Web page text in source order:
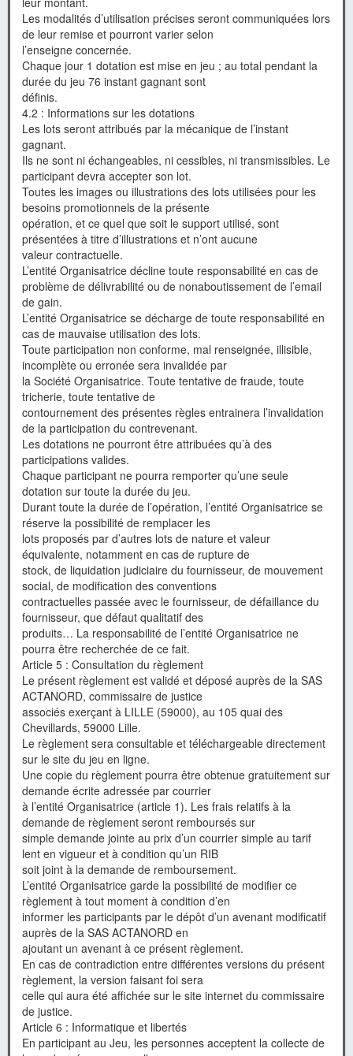
Les modalités d’utilisation précises seront communiquées lors
de leur remise et pourront varier selon
l’enseigne concernée.
Chaque jour 1 dotation est mise en jeu ; au total pendant la
durée du jeu 76 instant gagnant sont
définis.
4.2 : Informations sur les dotations
Les lots seront attribués par la mécanique de l’instant
gagnant.
Ils ne sont ni échangeables, ni cessibles, ni transmissibles. Le
participant devra accepter son lot.
Toutes les images ou illustrations des lots utilisées pour les
besoins promotionnels de la présente
opération, et ce quel que soit le support utilisé, sont
présentées à titre d’illustrations et n’ont aucune
valeur contractuelle.
L’entité Organisatrice décline toute responsabilité en cas de
problème de délivrabilité ou de nonaboutissement de l’email
de gain.
L’entité Organisatrice se décharge de toute responsabilité en
cas de mauvaise utilisation des lots.
Toute participation non conforme, mal renseignée, illisible,
incomplète ou erronée sera invalidée par
la Société Organisatrice. Toute tentative de fraude, toute
tricherie, toute tentative de
contournement des présentes règles entrainera l’invalidation
de la participation du contrevenant.
Les dotations ne pourront être attribuées qu’à des
participations valides.
Chaque participant ne pourra remporter qu’une seule
dotation sur toute la durée du jeu.
Durant toute la durée de l’opération, l’entité Organisatrice se
réserve la possibilité de remplacer les
lots proposés par d’autres lots de nature et valeur
équivalente, notamment en cas de rupture de
stock, de liquidation judiciaire du fournisseur, de mouvement
social, de modification des conventions
contractuelles passée avec le fournisseur, de défaillance du
fournisseur, que défaut qualitatif des
produits… La responsabilité de l’entité Organisatrice ne
pourra être recherchée de ce fait.
Article 5 : Consultation du règlement
Le présent règlement est validé et déposé auprès de la SAS
ACTANORD, commissaire de justice
associés exerçant à LILLE (59000), au 105 quai des
Chevillards, 59000 Lille.
Le règlement sera consultable et téléchargeable directement
sur le site du jeu en ligne.
Une copie du règlement pourra être obtenue gratuitement sur
demande écrite adressée par courrier
à l’entité Organisatrice (article 1). Les frais relatifs à la
demande de règlement seront remboursés sur
simple demande jointe au prix d’un courrier simple au tarif
lent en vigueur et à condition qu’un RIB
soit joint à la demande de remboursement.
L’entité Organisatrice garde la possibilité de modifier ce
règlement à tout moment à condition d’en
informer les participants par le dépôt d’un avenant modificatif
auprès de la SAS ACTANORD en
ajoutant un avenant à ce présent règlement.
En cas de contradiction entre différentes versions du présent
règlement, la version faisant foi sera
celle qui aura été affichée sur le site internet du commissaire
de justice.
Article 6 : Informatique et libertés
En participant au Jeu, les personnes acceptent la collecte de